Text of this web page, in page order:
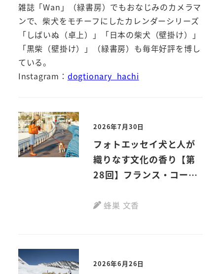
雑誌「Wan」（緑書房）でもおなじみのカメラマ
ンで、柴犬をモチーフにしたカレンダーシリーズ
「しばいぬ（卓上）」「日本の柴犬（壁掛け）」
「黒柴（壁掛け）」（緑書房）も毎年好評を博し
ている。
Instagram： dogtionary_hachi
2026年7月30日
フォトエッセイ犬と人が
織りなす文化の香り【第
28回】フランス・コー
蜂巣 文香
2026年6月26日